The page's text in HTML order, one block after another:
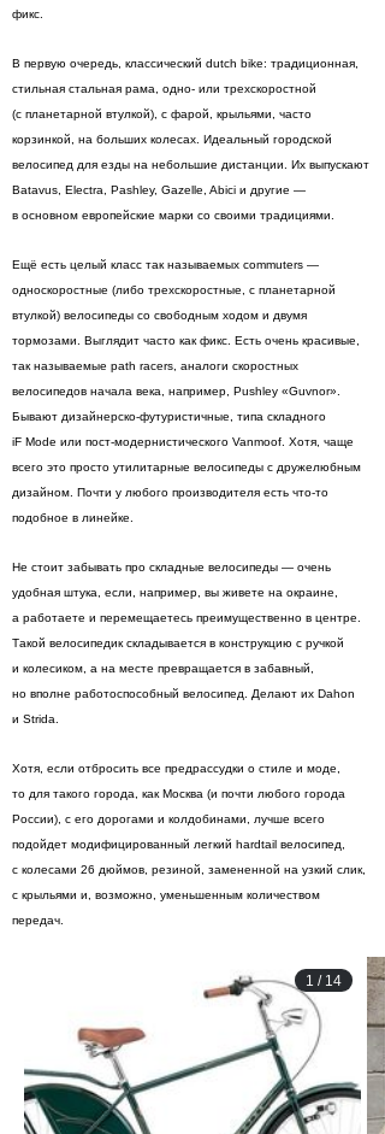
фикс.
В первую очередь, классический dutch bike: традиционная,
стильная стальная рама, одно- или трехскоростной
(с планетарной втулкой), с фарой, крыльями, часто
корзинкой, на больших колесах. Идеальный городской
велосипед для езды на небольшие дистанции. Их выпускают
Batavus, Electra, Pashley, Gazelle, Abici и другие —
в основном европейские марки со своими традициями.
Ещё есть целый класс так называемых commuters —
односкоростные (либо трехскоростные, с планетарной
втулкой) велосипеды со свободным ходом и двумя
тормозами. Выглядит часто как фикс. Есть очень красивые,
так называемые path racers, аналоги скоростных
велосипедов начала века, например, Pushley «Guvnor».
Бывают дизайнерско-футуристичные, типа складного
iF Mode или пост-модернистического Vanmoof. Хотя, чаще
всего это просто утилитарные велосипеды с дружелюбным
дизайном. Почти у любого производителя есть что-то
подобное в линейке.
Не стоит забывать про складные велосипеды — очень
удобная штука, если, например, вы живете на окраине,
а работаете и перемещаетесь преимущественно в центре.
Такой велосипедик складывается в конструкцию с ручкой
и колесиком, а на месте превращается в забавный,
но вполне работоспособный велосипед. Делают их Dahon
и Strida.
Хотя, если отбросить все предрассудки о стиле и моде,
то для такого города, как Москва (и почти любого города
России), с его дорогами и колдобинами, лучше всего
подойдет модифицированный легкий hardtail велосипед,
с колесами 26 дюймов, резиной, замененной на узкий слик,
с крыльями и, возможно, уменьшенным количеством
передач.
1 / 14